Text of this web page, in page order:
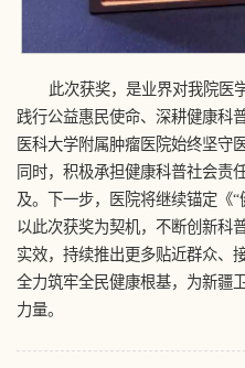
此次获奖，是业界对我院医
践行公益惠民使命、深耕健康科
医科大学附属肿瘤医院始终坚守
同时，积极承担健康科普社会责
及。下一步，医院将继续锚定《“
以此次获奖为契机，不断创新科
实效，持续推出更多贴近群众、
全力筑牢全民健康根基，为新疆
力量。